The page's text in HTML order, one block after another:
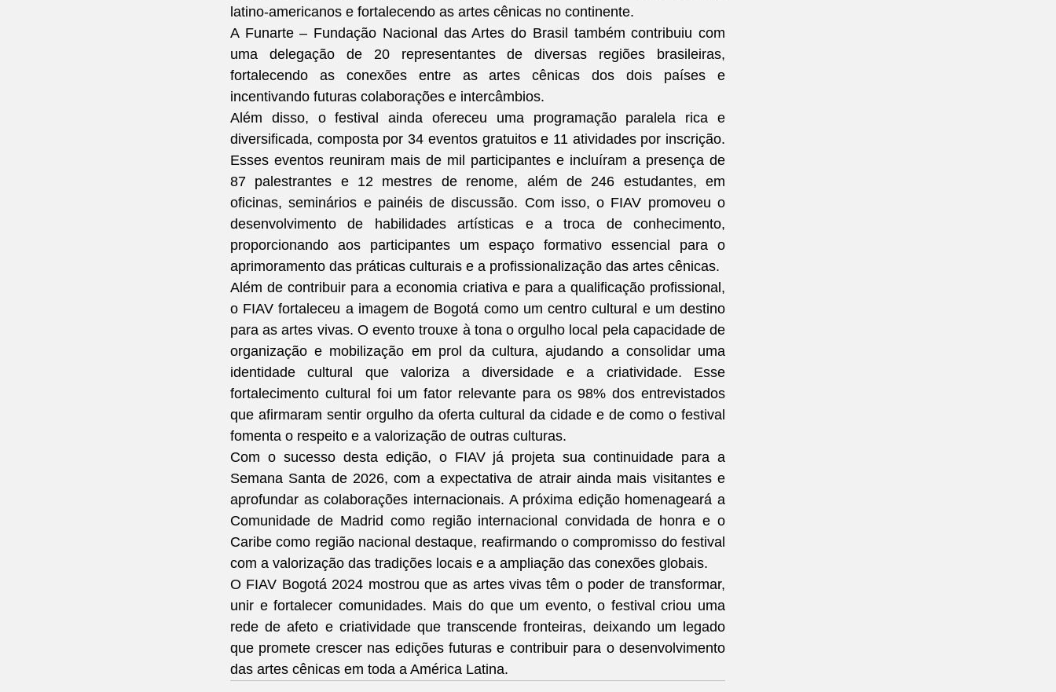
latino-americanos e fortalecendo as artes cênicas no continente.
A Funarte – Fundação Nacional das Artes do Brasil também contribuiu com
uma delegação de 20 representantes de diversas regiões brasileiras,
fortalecendo as conexões entre as artes cênicas dos dois países e
incentivando futuras colaborações e intercâmbios.
Além disso, o festival ainda ofereceu uma programação paralela rica e
diversificada, composta por 34 eventos gratuitos e 11 atividades por inscrição.
Esses eventos reuniram mais de mil participantes e incluíram a presença de
87 palestrantes e 12 mestres de renome, além de 246 estudantes, em
oficinas, seminários e painéis de discussão. Com isso, o FIAV promoveu o
desenvolvimento de habilidades artísticas e a troca de conhecimento,
proporcionando aos participantes um espaço formativo essencial para o
aprimoramento das práticas culturais e a profissionalização das artes cênicas.
Além de contribuir para a economia criativa e para a qualificação profissional,
o FIAV fortaleceu a imagem de Bogotá como um centro cultural e um destino
para as artes vivas. O evento trouxe à tona o orgulho local pela capacidade de
organização e mobilização em prol da cultura, ajudando a consolidar uma
identidade cultural que valoriza a diversidade e a criatividade. Esse
fortalecimento cultural foi um fator relevante para os 98% dos entrevistados
que afirmaram sentir orgulho da oferta cultural da cidade e de como o festival
fomenta o respeito e a valorização de outras culturas.
Com o sucesso desta edição, o FIAV já projeta sua continuidade para a
Semana Santa de 2026, com a expectativa de atrair ainda mais visitantes e
aprofundar as colaborações internacionais. A próxima edição homenageará a
Comunidade de Madrid como região internacional convidada de honra e o
Caribe como região nacional destaque, reafirmando o compromisso do festival
com a valorização das tradições locais e a ampliação das conexões globais.
O FIAV Bogotá 2024 mostrou que as artes vivas têm o poder de transformar,
unir e fortalecer comunidades. Mais do que um evento, o festival criou uma
rede de afeto e criatividade que transcende fronteiras, deixando um legado
que promete crescer nas edições futuras e contribuir para o desenvolvimento
das artes cênicas em toda a América Latina.